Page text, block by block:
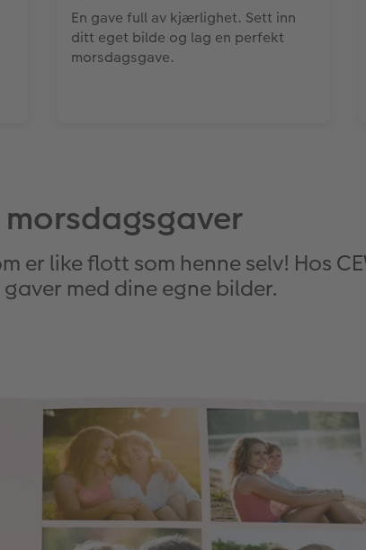
En gave full av kjærlighet. Sett inn
ditt eget bilde og lag en perfekt
morsdagsgave.
er like flott som henne selv! Hos
med dine egne bilder.